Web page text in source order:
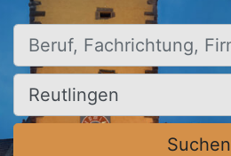
Beruf, Fachrichtung, Firma
Ort, Stadt
Suchen